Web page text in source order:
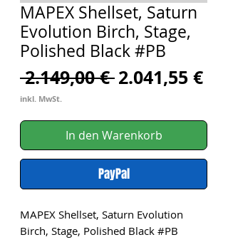
MAPEX Shellset, Saturn
Evolution Birch, Stage,
Polished Black #PB
2.149,00 € Standardpreis
2.041,55 €
inkl. MwSt.
In den Warenkorb
PayPal
MAPEX Shellset, Saturn Evolution
Birch, Stage, Polished Black #PB